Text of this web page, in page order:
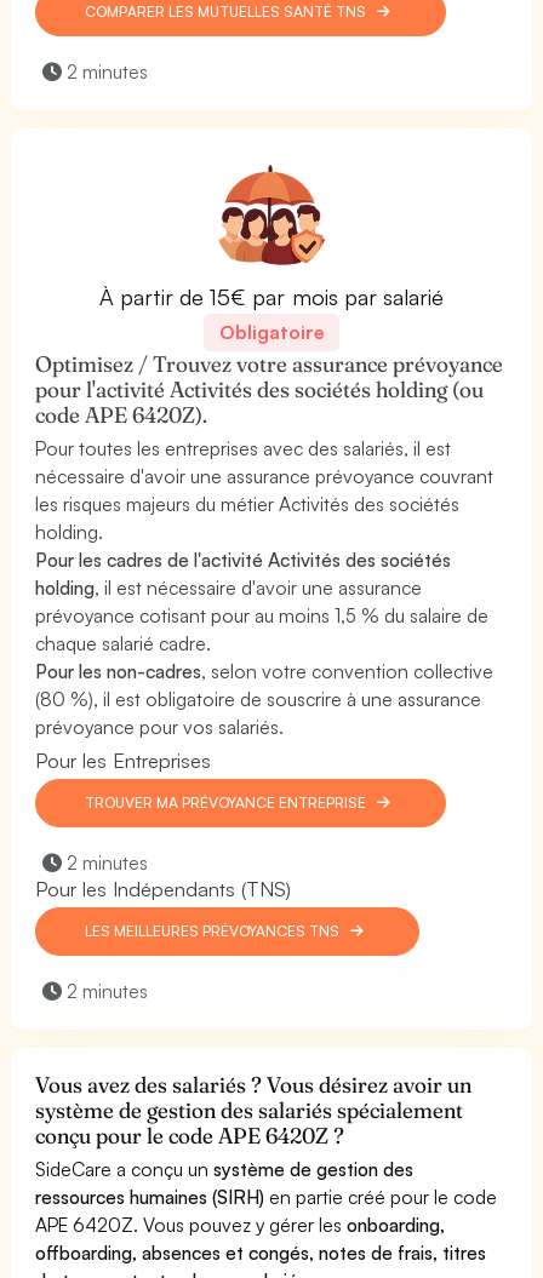
COMPARER LES MUTUELLES SANTÉ TNS
2 minutes
À partir de 15€ par mois par salarié
Obligatoire
Optimisez / Trouvez votre assurance prévoyance
pour l'activité Activités des sociétés holding (ou
code APE 6420Z).
Pour toutes les entreprises avec des salariés, il est
nécessaire d'avoir une assurance prévoyance couvrant
les risques majeurs du métier Activités des sociétés
holding.
Pour les cadres de l'activité Activités des sociétés
holding, il est nécessaire d'avoir une assurance
prévoyance cotisant pour au moins 1,5 % du salaire de
chaque salarié cadre.
Pour les non-cadres, selon votre convention collective
(80 %), il est obligatoire de souscrire à une assurance
prévoyance pour vos salariés.
Pour les Entreprises
TROUVER MA PRÉVOYANCE ENTREPRISE
2 minutes
Pour les Indépendants (TNS)
LES MEILLEURES PRÉVOYANCES TNS
2 minutes
Vous avez des salariés ? Vous désirez avoir un
système de gestion des salariés spécialement
conçu pour le code APE 6420Z ?
SideCare a conçu unsystème de gestion des
ressources humaines (SIRH) en partie créé pour le code
APE 6420Z. Vous pouvez y gérer lesonboarding,
offboarding, absences et congés, notes de frais, titres